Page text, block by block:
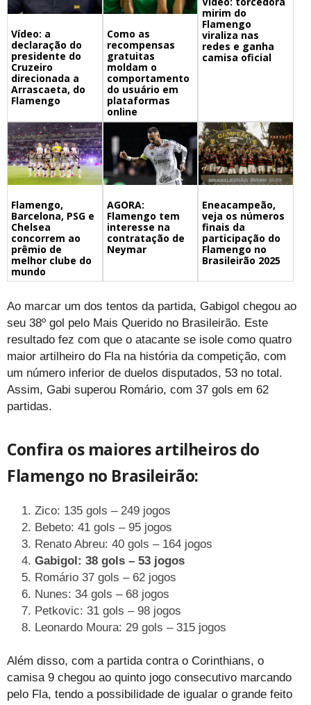
Vídeo: a
declaração do
presidente do
Cruzeiro
direcionada a
Arrascaeta, do
Flamengo
Como as
recompensas
gratuitas
moldam o
comportamento
do usuário em
plataformas
online
mirim do
Flamengo
viraliza nas
redes e ganha
camisa oficial
Flamengo,
Barcelona, PSG e
Chelsea
concorrem ao
prêmio de
melhor clube do
mundo
AGORA:
Flamengo tem
interesse na
contratação de
Neymar
Eneacampeão,
veja os números
finais da
participação do
Flamengo no
Brasileirão 2025
Ao marcar um dos tentos da partida, Gabigol chegou ao
seu 38º gol pelo Mais Querido no Brasileirão. Este
resultado fez com que o atacante se isole como quatro
maior artilheiro do Fla na história da competição, com
um número inferior de duelos disputados, 53 no total.
Assim, Gabi superou Romário, com 37 gols em 62
partidas.
Confira os maiores artilheiros do
Flamengo no Brasileirão:
Zico: 135 gols – 249 jogos
Bebeto: 41 gols – 95 jogos
Renato Abreu: 40 gols – 164 jogos
Gabigol: 38 gols – 53 jogos
Romário 37 gols – 62 jogos
Nunes: 34 gols – 68 jogos
Petkovic: 31 gols – 98 jogos
Leonardo Moura: 29 gols – 315 jogos
Além disso, com a partida contra o Corinthians, o
camisa 9 chegou ao quinto jogo consecutivo marcando
pelo Fla, tendo a possibilidade de igualar o grande feito